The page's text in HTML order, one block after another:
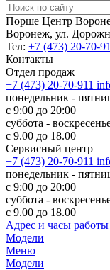
Порше Центр
Воронеж, ул.
Тел: +7 (473) 20-70-
Контакты
Отдел продаж
+7 (473) 20-70-911
понедельник -
с 9:00 до 20:00
суббота -
с 9.00 до 18.00
Сервисный центр
+7 (473) 20-70-911
понедельник -
с 9:00 до 20:00
суббота -
с 9.00 до 18.00
Адрес и часы работы
Модели
Меню
Модели